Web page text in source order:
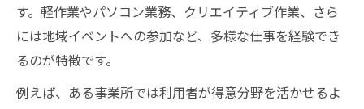
す。軽作業やパソコン業務、クリエイティブ作業、さら
には地域イベントへの参加など、多様な仕事を経験でき
るのが特徴です。
例えば、ある事業所では利用者が得意分野を活かせるよ